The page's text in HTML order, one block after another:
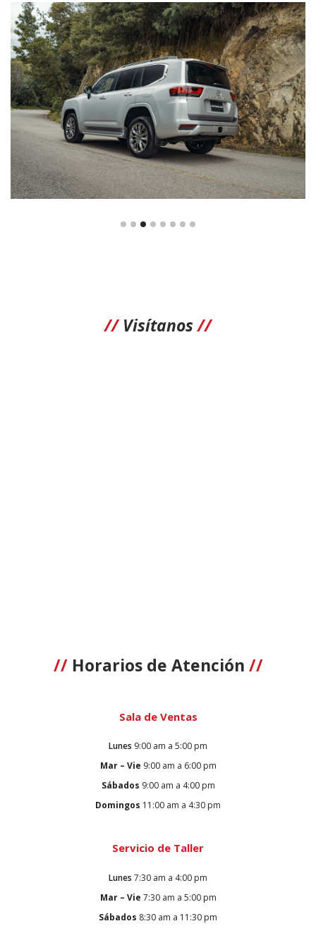
//Visítanos//
//Horarios de Atención //
Sala de Ventas
Lunes 9:00 am a 5:00 pm
Mar – Vie 9:00 am a 6:00 pm
Sábados 9:00 am a 4:00 pm
Domingos 11:00 am a 4:30 pm
Servicio de Taller
Lunes 7:30 am a 4:00 pm
Mar – Vie 7:30 am a 5:00 pm
Sábados 8:30 am a 11:30 pm